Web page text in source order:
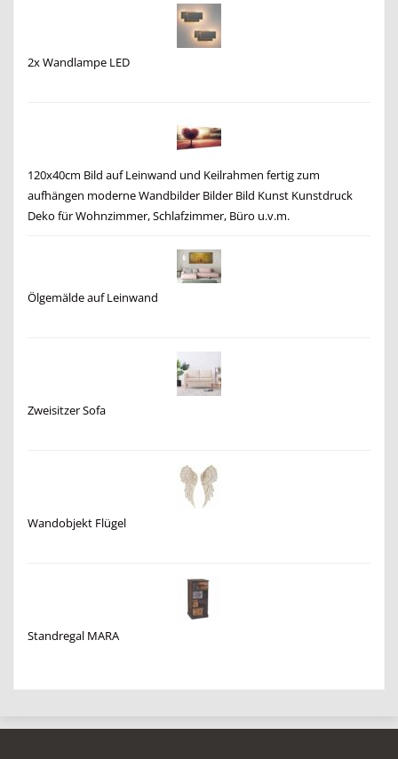
2x Wandlampe LED
120x40cm Bild auf Leinwand und Keilrahmen fertig zum
aufhängen moderne Wandbilder Bilder Bild Kunst Kunstdruck
Deko für Wohnzimmer, Schlafzimmer, Büro u.v.m.
Ölgemälde auf Leinwand
Zweisitzer Sofa
Wandobjekt Flügel
Standregal MARA